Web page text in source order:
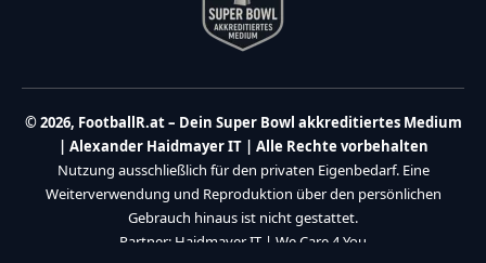
© 2026, FootballR.at – Dein Super Bowl akkreditiertes Medium
| Alexander Haidmayer IT | Alle Rechte vorbehalten
Nutzung ausschließlich für den privaten Eigenbedarf. Eine
Weiterverwendung und Reproduktion über den persönlichen
Gebrauch hinaus ist nicht gestattet.
Partner: Haidmayer IT | We Care 4 You